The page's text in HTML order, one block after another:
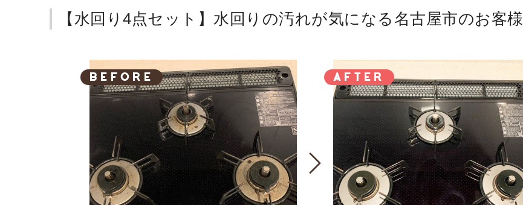
【水回り4点セット】水回りの汚れが気になる名古屋市のお客様
BEFORE AFTER